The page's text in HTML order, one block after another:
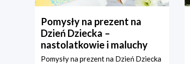
Pomysły na prezent na
Dzień Dziecka –
nastolatkowie i maluchy
Pomysły na prezent na Dzień Dziecka